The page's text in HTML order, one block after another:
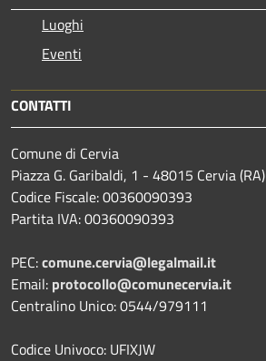
Luoghi
Eventi
CONTATTI
Comune di Cervia
Piazza G. Garibaldi, 1 - 48015 Cervia (RA)
Codice Fiscale: 00360090393
Partita IVA: 00360090393
PEC:comune.cervia@legalmail.it
Email: protocollo@comunecervia.it
Centralino Unico: 0544/979111
Codice Univoco: UFIXJW